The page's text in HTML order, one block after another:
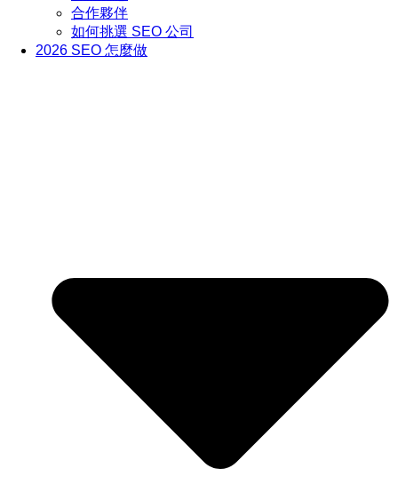
合作夥伴
如何挑選 SEO 公司
2026 SEO 怎麼做